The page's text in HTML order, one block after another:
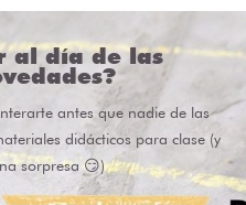
al día de las
antes que nadie de las
didácticos para clase (y
sorpresa 😏)